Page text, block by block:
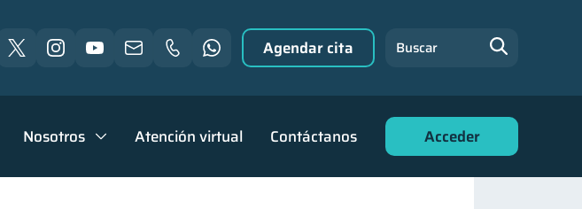
Nosotros Atención virtual Contáctanos Acceder
Agendar cita Buscar